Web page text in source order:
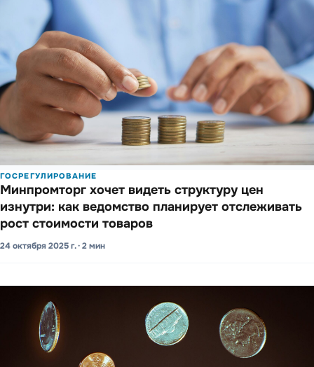
ГОСРЕГУЛИРОВАНИЕ
Минпро­мторг хочет видеть стру­ктуру цен
изнутри: как ведо­мство плани­рует отсле­живать
рост стои­мости товаров
24 октября 2025 г. · 2 мин